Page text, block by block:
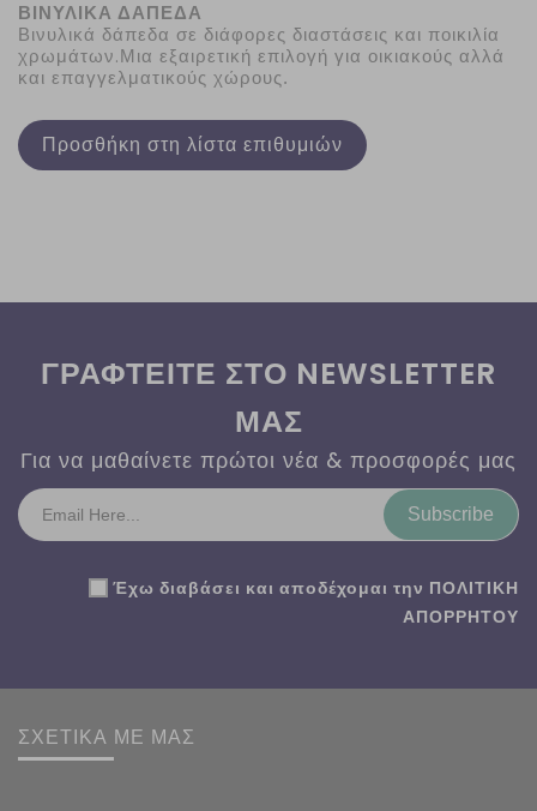
ΒΙΝΥΛΙΚΑ ΔΑΠΕΔΑ
Βινυλικά δάπεδα σε διάφορες διαστάσεις και ποικιλία
χρωμάτων.Μια εξαιρετική επιλογή για οικιακούς αλλά
και επαγγελματικούς χώρους.
Προσθήκη στη λίστα επιθυμιών
ΓΡΑΦΤΕΙΤΕ ΣΤΟ NEWSLETTER
ΜΑΣ
Για να μαθαίνετε πρώτοι νέα & προσφορές μας
Subscribe
Έχω διαβάσει και αποδέχομαι την ΠΟΛΙΤΙΚΗ
ΑΠΟΡΡΗΤΟΥ
ΣΧΕΤΙΚΑ ΜΕ ΜΑΣ